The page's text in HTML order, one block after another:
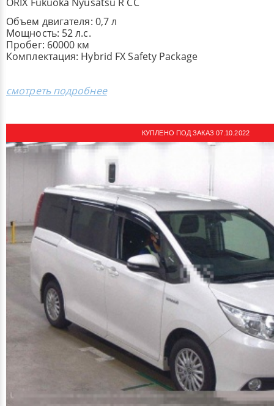
Объем двигателя: 0,7 л
Мощность: 52 л.с.
Пробег: 60000 км
Комплектация: Hybrid FX Safety Package
смотреть подробнее
КУПЛЕНО ПОД ЗАКАЗ 07.10.2022